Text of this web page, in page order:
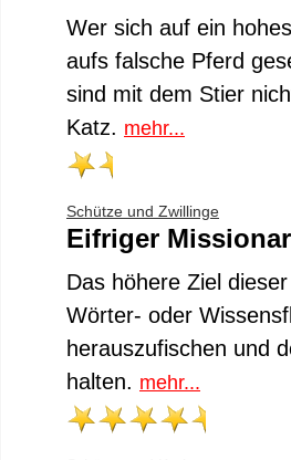
Wer sich auf ein
aufs falsche Pferd
sind mit dem Stier
Katz. mehr...
Schütze und Zwillinge
Eifriger Missionar
Das höhere Ziel
Wörter- oder
herauszufischen und
halten. mehr...